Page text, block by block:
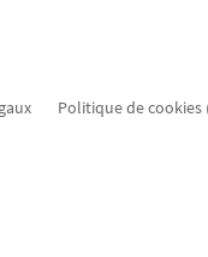
Politique de cookies